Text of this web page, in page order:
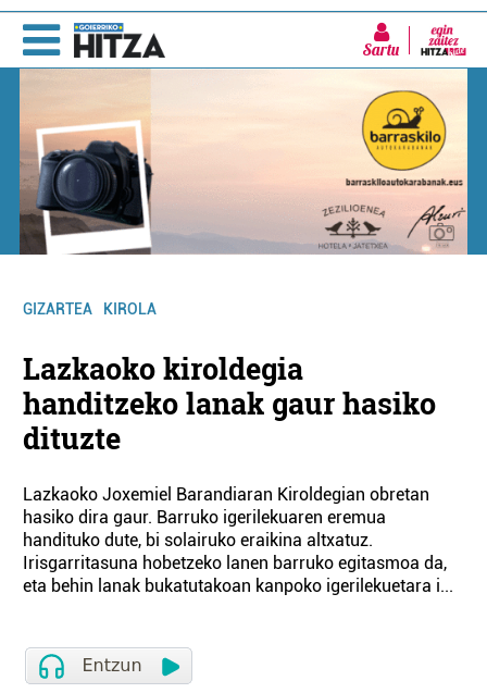
Sartu
GIZARTEA KIROLA
Lazkaoko kiroldegia
handitzeko lanak gaur hasiko
dituzte
Lazkaoko Joxemiel Barandiaran Kiroldegian obretan
hasiko dira gaur. Barruko igerilekuaren eremua
handituko dute, bi solairuko eraikina altxatuz.
Irisgarritasuna hobetzeko lanen barruko egitasmoa da,
eta behin lanak bukatutakoan kanpoko igerilekuetara i...